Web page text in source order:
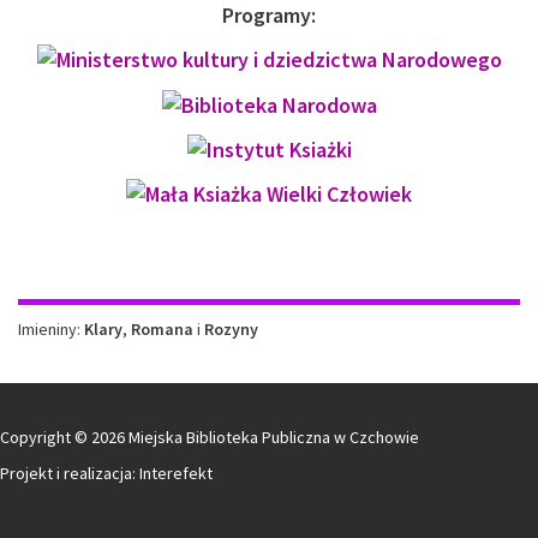
Programy:
Imieniny
Imieniny: Klary, Romana i Rozyny
Copyright © 2026 Miejska Biblioteka Publiczna w Czchowie
Projekt i realizacja: Interefekt